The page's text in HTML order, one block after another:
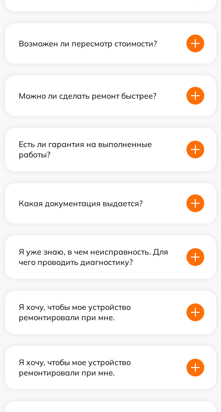
Возможен ли пересмотр стоимости?
Можно ли сделать ремонт быстрее?
Есть ли гарантия на выполненные
работы?
Какая документация выдается?
Я уже знаю, в чем неисправность. Для
чего проводить диагностику?
Я хочу, чтобы мое устройство
ремонтировали при мне.
Я хочу, чтобы мое устройство
ремонтировали при мне.